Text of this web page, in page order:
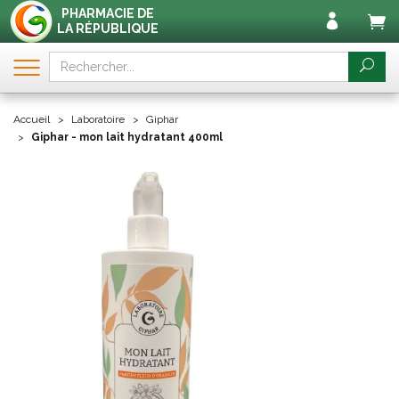
PHARMACIE DE
LA RÉPUBLIQUE
Accueil Laboratoire
Giphar
Giphar - mon lait hydratant 400ml